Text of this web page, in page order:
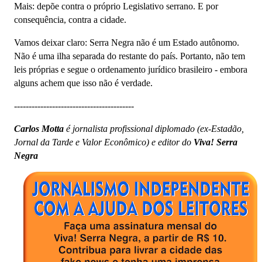
Mais: depõe contra o próprio Legislativo serrano. E por
consequência, contra a cidade.
Vamos deixar claro: Serra Negra não é um Estado autônomo.
Não é uma ilha separada do restante do país. Portanto, não tem
leis próprias e segue o ordenamento jurídico brasileiro - embora
alguns achem que isso não é verdade.
-----------------------------------------
Carlos Motta é jornalista profissional diplomado (ex-Estadão,
Jornal da Tarde e Valor Econômico) e editor do Viva! Serra
Negra